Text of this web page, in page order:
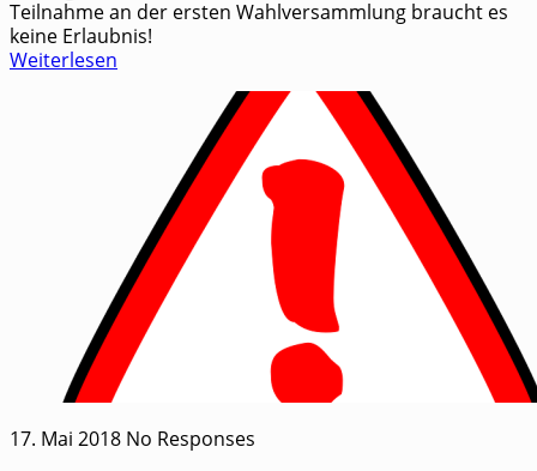
Teil­nah­me an der ers­ten Wahl­ver­samm­lung braucht es
kei­ne Erlaubnis!
Weiterlesen
17. Mai 2018 No Responses